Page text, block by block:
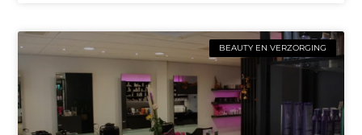
BEAUTY EN VERZORGING